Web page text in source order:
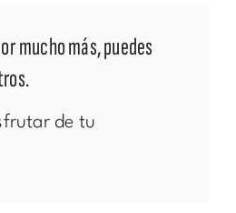
mucho más, puedes
de tu